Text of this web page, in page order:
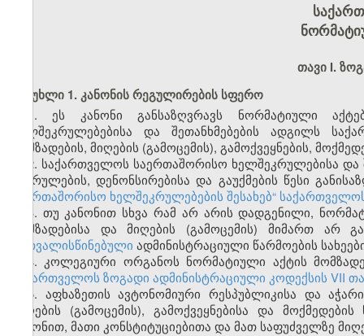
თავი I.
მუხლი 1. კანონის რეგულირების სფერო
1. ეს კანონი განსაზღვრავს ნორმატიული
ხელშეკრულებებისა და შეთანხმებების ადგილს
მომზადების, მიღების (გამოცემის), გამოქვეყნების,
2. საქართველოს საერთაშორისო ხელშეკრულებისა და
შესრულების, დენონსირებისა და გაუქმების წესი
საერთაშორისო ხელშეკრულებების შესახებ“
3. თუ კანონით სხვა რამ არ არის დადგენილი,
მომზადებისა და მიღების (გამოცემის) მიმართ არ
გათვალისწინებული ადმინისტრაციული წარმოების
4. კოლეგიური ორგანოს ნორმატიული აქტის
საქართველოს ზოგადი ადმინისტრაციული კოდექსის VII
5. აფხაზეთის ავტონომიური რესპუბლიკისა და
მიღების (გამოცემის), გამოქვეყნებისა და
კანონით, მათი კონსტიტუციებითა და მათ საფუძველზე